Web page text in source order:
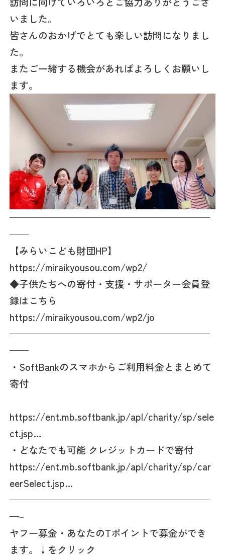
いました。
皆さんのおかげでとても楽しい訪問になりまし
た。
またご一緒する機会があればよろしくお願いし
ます。
—————————————————————
——
【みらいこども財団HP】
https://miraikyousou.com/wp2/
◆子供たちへの寄付・支援・サポーター会員登
録はこちら
https://miraikyousou.com/wp2/jo
—————————————————————
——
・SoftBankのスマホからご利用料金とまとめて
寄付
https://ent.mb.softbank.jp/apl/charity/sp/sele
ct.jsp…
・どなたでも可能 クレジットカードで寄付
https://ent.mb.softbank.jp/apl/charity/sp/car
eerSelect.jsp…
—————————————————————
—–
ヤフー募金・あなたのTポイントで募金ができ
ます。↓をクリック